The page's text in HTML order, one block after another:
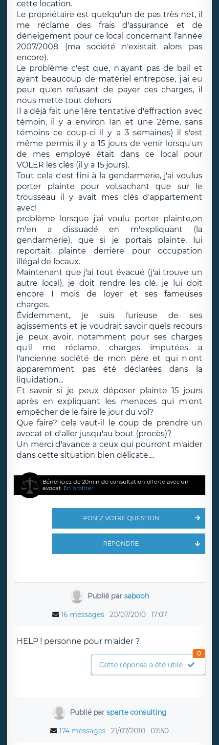
cette location.
Le propriétaire est quelqu'un de pas très net, il
me réclame des frais d'assurance et de
déneigement pour ce local concernant l'année
2007/2008 (ma société n'existait alors pas
encore).
Le problème c'est que, n'ayant pas de bail et
ayant beaucoup de matériel entrepose, j'ai eu
peur qu'en refusant de payer ces charges, il
nous mette tout dehors
Il a déjà fait une 1ère tentative d'effraction avec
témoin, il y a environ 1an et une 2ème, sans
témoins ce coup-ci il y a 3 semaines) il s'est
même permis il y a 15 jours de venir lorsqu'un
de mes employé était dans ce local pour
VOLER les clés (il y a 15 jours).
Tout cela c'est fini à la gendarmerie, j'ai voulus
porter plainte pour vol.sachant que sur le
trousseau il y avait mes clés d'appartement
avec!
problème lorsque j'ai voulu porter plainte,on
m'en a dissuadé en m'expliquant (la
gendarmerie), que si je portais plainte, lui
reportait plainte derrière pour occupation
illégal de locaux.
Maintenant que j'ai tout évacué (j'ai trouve un
autre local), je doit rendre les clé. je lui doit
encore 1 mois de loyer et ses fameuses
charges.
Évidemment, je suis furieuse de ses
agissements et je voudrait savoir quels recours
je peux avoir, notamment pour ses charges
qu'il me réclame, charges imputées a
l'ancienne société de mon père et qui n'ont
apparemment pas été déclarées dans la
liquidation...
Et savoir si je peux déposer plainte 15 jours
après en expliquant les menaces qui m'ont
empêcher de le faire le jour du vol?
Que faire? cela vaut-il le coup de prendre un
avocat et d'aller jusqu'au bout (procès)?
Un merci d'avance a ceux qui pourront m'aider
dans cette situation bien délicate....
Bénéficiez de 20min de consultation offerte avec un
avocat. En profiter
POSEZ VOTRE QUESTION
RÉPONDRE
Publié par sabooh
16 messages 20/07/2010 17:07
HELP ! personne pour m'aider ?
Cette réponse a été utile
0
Publié par sparte consulting
174 messages 21/07/2010 07:50